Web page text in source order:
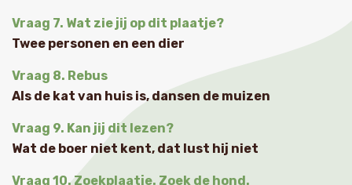
Vraag 7. Wat zie jij op dit plaatje?
Twee personen en een dier
Vraag 8. Rebus
Als de kat van huis is, dansen de muizen
Vraag 9. Kan jij dit lezen?
Wat de boer niet kent, dat lust hij niet
Vraag 10. Zoekplaatje. Zoek de hond.